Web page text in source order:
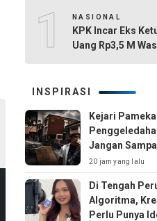
10NASIONAL
KPK Incar Eks
Uang Rp3,5 M
INSPIRASI
Kejari
Jangan
Sambal!
20 jam yang lalu
Di Tengah
Algoritma,
Perlu Punya